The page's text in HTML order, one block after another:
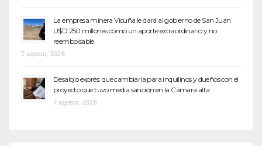
La empresa minera Vicuña le dará al gobierno de San Juan
U$D 250 millones cómo un aporte extraordinario y no
reembolsable
7 agosto, 2026
Desalojo exprés: qué cambiaría para inquilinos y dueños con el
proyecto que tuvo media sanción en la Cámara alta
7 agosto, 2026